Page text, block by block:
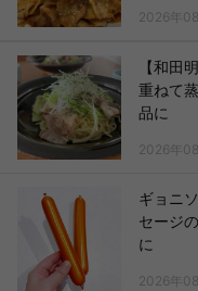
2026年08
【和田
重ねて
品に
2026年08
ギョニ
セージ
に
2026年08